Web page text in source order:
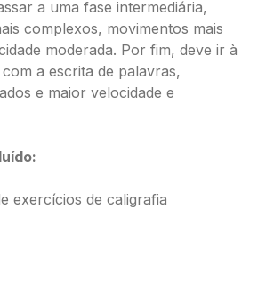
a uma fase intermediária,
complexos, movimentos mais
moderada. Por fim, deve ir à
a escrita de palavras,
e maior velocidade e
exercícios de caligrafia